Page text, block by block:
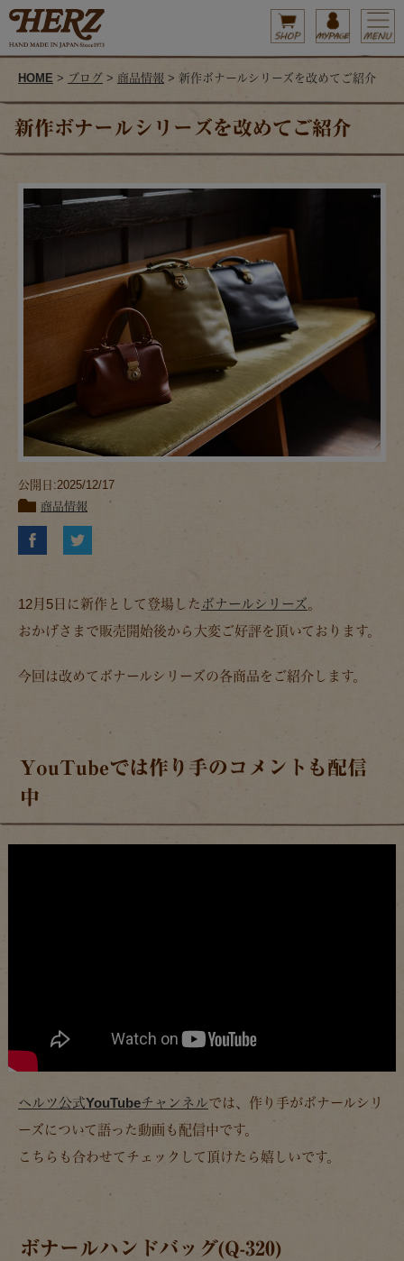
HOME > ブログ > 商品情報 > 新作ボナールシリーズを改めてご紹介
新作ボナールシリーズを改めてご紹介
公開日:2025/12/17
商品情報
12月5日に新作として登場した ボナールシリーズ。
おかげさまで販売開始後から大変ご好評を頂いております。
今回は改めてボナールシリーズの各商品をご紹介します。
YouTubeでは作り手のコメントも配信
中
ヘルツ公式YouTubeチャンネルでは、作り手がボナールシリ
ーズについて語った動画も配信中です。
こちらも合わせてチェックして頂けたら嬉しいです。
ボナールハンドバッグ(Q-320)